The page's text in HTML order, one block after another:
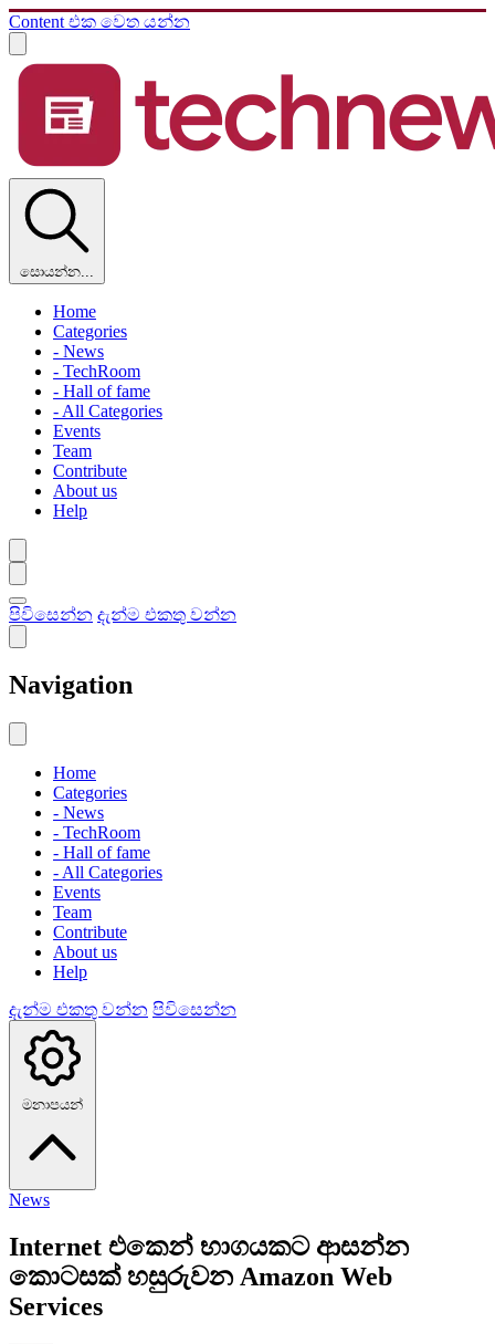
Content එක වෙත යන්න
සොයන්න...
Home
Categories
- News
- TechRoom
- Hall of fame
- All Categories
Events
Team
Contribute
About us
Help
පිවිසෙන්න දැන්ම එකතු වන්න
Navigation
Home
Categories
- News
- TechRoom
- Hall of fame
- All Categories
Events
Team
Contribute
About us
Help
දැන්ම එකතු වන්න පිවිසෙන්න
මනාපයන්
News
Internet එකෙන් භාගයකට ආසන්න
කොටසක් හසුරුවන Amazon Web
Services